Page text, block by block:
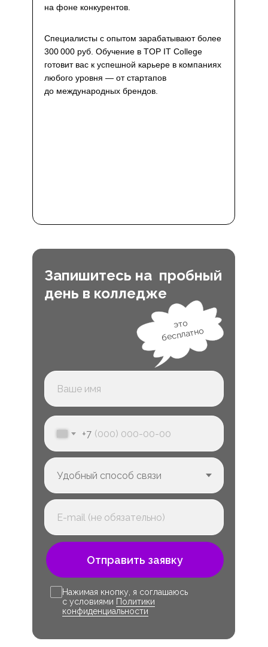
на фоне конкурентов.
Специалисты с опытом зарабатывают более
300 000 руб. Обучение в TOP IT College
готовит вас к успешной карьере в компаниях
любого уровня — от стартапов
до международных брендов.
Запишитесь на пробный
день в колледже
+7
Отправить заявку
это
бесплатно
Нажимая кнопку, я соглашаюсь
с условиями Политики
конфиденциальности